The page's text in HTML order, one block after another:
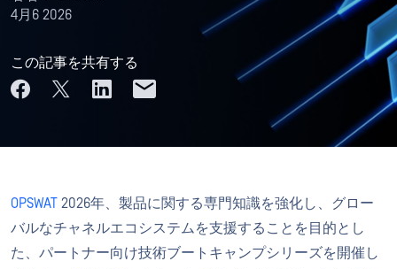
4月6 2026
この記事を共有する
OPSWAT 2026年、製品に関する専門知識を強化し、グロー
バルなチャネルエコシステムを支援することを目的とし
た、パートナー向け技術ブートキャンプシリーズを開催し